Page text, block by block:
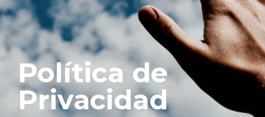
Política de
Privacidad